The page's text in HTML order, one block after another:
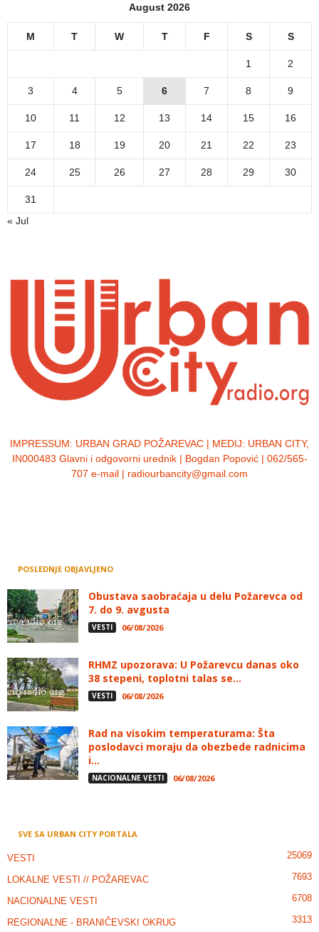
August 2026
M T W T F S S
1 2
3 4 5 6 7 8 9
10 11 12 13 14 15 16
17 18 19 20 21 22 23
24 25 26 27 28 29 30
31
« Jul
IMPRESSUM: URBAN GRAD POŽAREVAC | MEDIJ: URBAN CITY,
IN000483 Glavni i odgovorni urednik | Bogdan Popović | 062/565-
707 e-mail | radiourbancity@gmail.com
POSLEDNJE OBJAVLJENO
Obustava saobraćaja u delu Požarevca od
7. do 9. avgusta
VESTI 06/08/2026
RHMZ upozorava: U Požarevcu danas oko
38 stepeni, toplotni talas se...
VESTI 06/08/2026
Rad na visokim temperaturama: Šta
poslodavci moraju da obezbede radnicima
i...
NACIONALNE VESTI 06/08/2026
SVE SA URBAN CITY PORTALA
VESTI 25069
LOKALNE VESTI // POŽAREVAC 7693
NACIONALNE VESTI 6708
REGIONALNE - BRANIČEVSKI OKRUG 3313